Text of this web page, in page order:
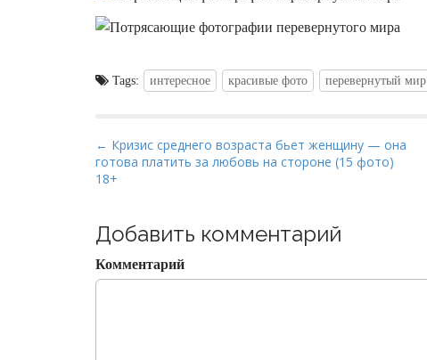
Tags: интересное красивые фото перевернутый мир
P
o
n
a
v
← Кризис среднего возраста бьет женщину — она
готова платить за любовь на стороне (15 фото)
18+
Добавить комментарий
Комментарий